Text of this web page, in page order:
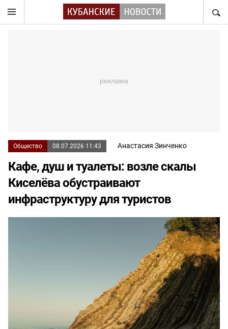
Общество 08.07.2026 11:43 Анастасия Зинченко
Кафе, душ и туалеты: возле скалы
Киселёва обустраивают
инфраструктуру для туристов